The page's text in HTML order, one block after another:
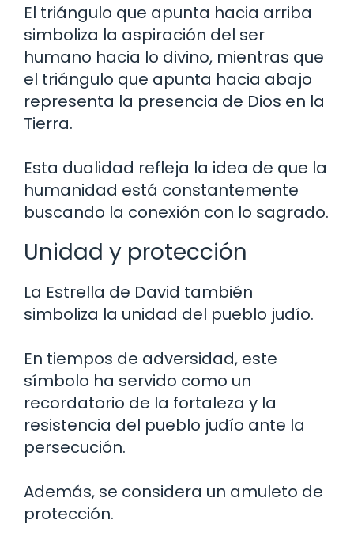
El triángulo que apunta hacia arriba
simboliza la aspiración del ser
humano hacia lo divino, mientras que
el triángulo que apunta hacia abajo
representa la presencia de Dios en la
Tierra.
Esta dualidad refleja la idea de que la
humanidad está constantemente
buscando la conexión con lo sagrado.
Unidad y protección
La Estrella de David también
simboliza la unidad del pueblo judío.
En tiempos de adversidad, este
símbolo ha servido como un
recordatorio de la fortaleza y la
resistencia del pueblo judío ante la
persecución.
Además, se considera un amuleto de
protección.